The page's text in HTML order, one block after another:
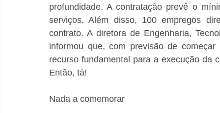
profundidade. A contratação prevê o
serviços. Além disso, 100 empregos
contrato. A diretora de Engenharia,
informou que, com previsão de
recurso fundamental para a execução da
Então, tá!
Nada a comemorar